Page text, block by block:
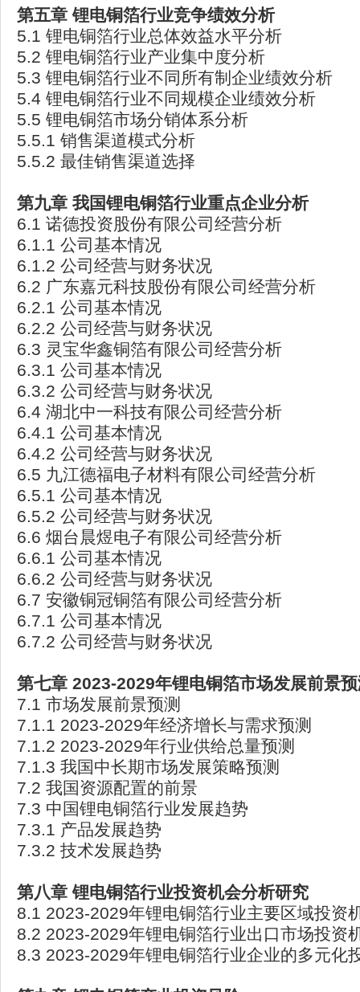
第五章 锂电铜箔行业竞争绩效分析
5.1 锂电铜箔行业总体效益水平分析
5.2 锂电铜箔行业产业集中度分析
5.3 锂电铜箔行业不同所有制企业绩效分析
5.4 锂电铜箔行业不同规模企业绩效分析
5.5 锂电铜箔市场分销体系分析
5.5.1 销售渠道模式分析
5.5.2 最佳销售渠道选择
第九章 我国锂电铜箔行业重点企业分析
6.1 诺德投资股份有限公司经营分析
6.1.1 公司基本情况
6.1.2 公司经营与财务状况
6.2 广东嘉元科技股份有限公司经营分析
6.2.1 公司基本情况
6.2.2 公司经营与财务状况
6.3 灵宝华鑫铜箔有限公司经营分析
6.3.1 公司基本情况
6.3.2 公司经营与财务状况
6.4 湖北中一科技有限公司经营分析
6.4.1 公司基本情况
6.4.2 公司经营与财务状况
6.5 九江德福电子材料有限公司经营分析
6.5.1 公司基本情况
6.5.2 公司经营与财务状况
6.6 烟台晨煜电子有限公司经营分析
6.6.1 公司基本情况
6.6.2 公司经营与财务状况
6.7 安徽铜冠铜箔有限公司经营分析
6.7.1 公司基本情况
6.7.2 公司经营与财务状况
第七章 2023-2029年锂电铜箔市场发展前景
7.1 市场发展前景预测
7.1.1 2023-2029年经济增长与需求预测
7.1.2 2023-2029年行业供给总量预测
7.1.3 我国中长期市场发展策略预测
7.2 我国资源配置的前景
7.3 中国锂电铜箔行业发展趋势
7.3.1 产品发展趋势
7.3.2 技术发展趋势
第八章 锂电铜箔行业投资机会分析研究
8.1 2023-2029年锂电铜箔行业主要区域投资
8.2 2023-2029年锂电铜箔行业出口市场投资
8.3 2023-2029年锂电铜箔行业企业的多元化